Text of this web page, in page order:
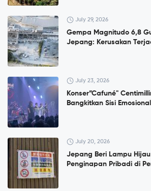
July 29, 2026
Gempa Magnitudo 6,8
Jepang: Kerusakan
July 23, 2026
Konser”Cafuné"
Bangkitkan Sisi
July 20, 2026
Jepang Beri Lampu
Penginapan Pribadi di